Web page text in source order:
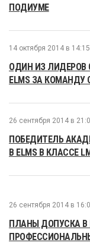
ПОДИУМЕ
14 октября 2014 в 14:15
ОДИН ИЗ ЛИДЕРОВ
ELMS ЗА КОМАНДУ
26 сентября 2014 в
ПОБЕДИТЕЛЬ
В ELMS В КЛАССЕ
26 сентября 2014 в
ПЛАНЫ ДОПУСКА В